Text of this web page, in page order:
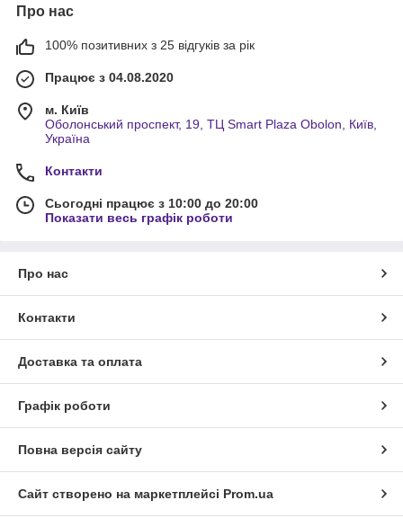
Про нас
100% позитивних з 25 відгуків за рік
Працює з 04.08.2020
м. Київ
Оболонський проспект, 19, ТЦ Smart Plaza Obolon, Київ,
Україна
Контакти
Сьогодні працює з 10:00 до 20:00
Показати весь графік роботи
Про нас
Контакти
Доставка та оплата
Графік роботи
Повна версія сайту
Сайт створено на маркетплейсі Prom.ua